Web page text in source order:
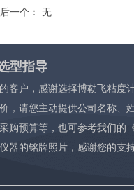
后一个： 无
型指导
客户，感谢选择博勒飞粘度
，请您主动提供公司名称、
购预算等，也可参考我们的
器的铭牌照片，感谢您的支